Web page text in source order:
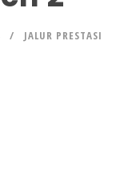
JALUR PRESTASI